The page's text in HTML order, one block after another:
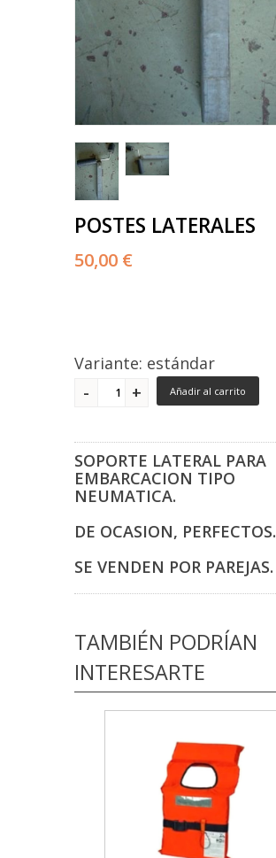
POSTES LATERALES
50,00 €
Variante: estándar
Añadir al carrito
SOPORTE LATERAL PARA
EMBARCACION TIPO
NEUMATICA.
DE OCASION, PERFECTOS.
SE VENDEN POR PAREJAS.
TAMBIÉN PODRÍAN
INTERESARTE